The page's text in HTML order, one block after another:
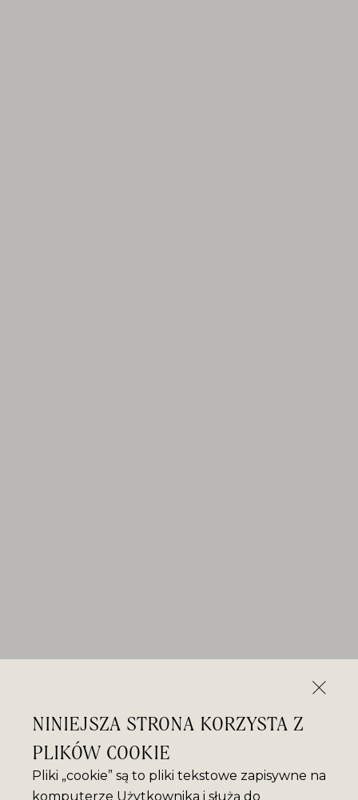
NINIEJSZA STRONA KORZYSTA Z
PLIKÓW COOKIE
Pliki „cookie” są to pliki tekstowe zapisywne na
komputerze Użytkownika i służą do